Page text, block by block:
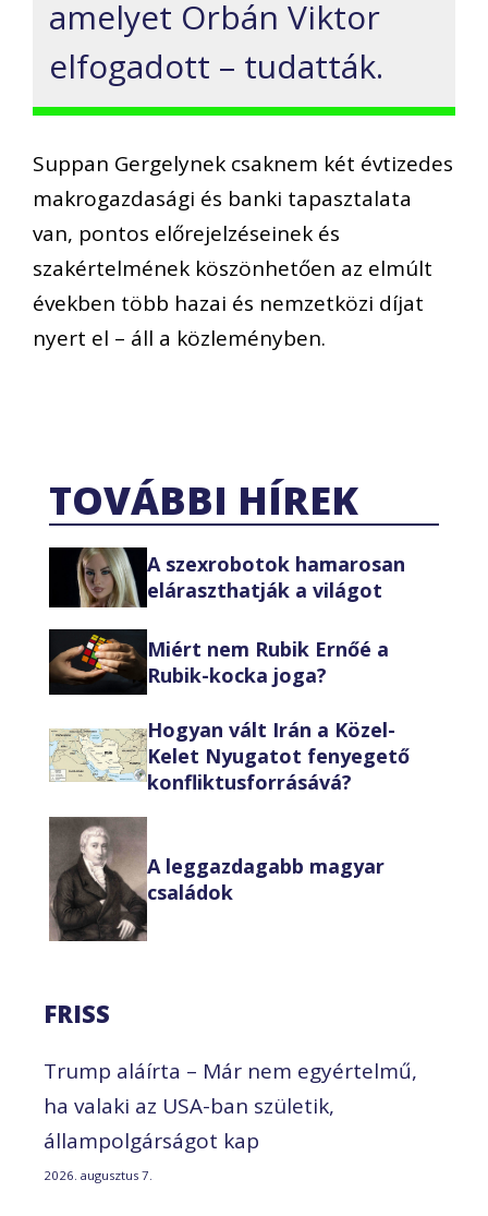
amelyet Orbán Viktor
elfogadott – tudatták.
Suppan Gergelynek csaknem két évtizedes
makrogazdasági és banki tapasztalata
van, pontos előrejelzéseinek és
szakértelmének köszönhetően az elmúlt
években több hazai és nemzetközi díjat
nyert el – áll a közleményben.
TOVÁBBI HÍREK
A szexrobotok hamarosan
eláraszthatják a világot
Miért nem Rubik Ernőé a
Rubik-kocka joga?
Hogyan vált Irán a Közel-
Kelet Nyugatot fenyegető
konfliktusforrásává?
A leggazdagabb magyar
családok
FRISS
Trump aláírta – Már nem egyértelmű,
ha valaki az USA-ban születik,
állampolgárságot kap
2026. augusztus 7.